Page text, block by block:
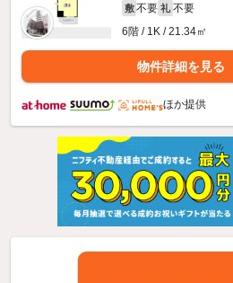
敷 不要 礼 不要
6階 / 1K / 21.34㎡
物件詳細を見る
ほか提供